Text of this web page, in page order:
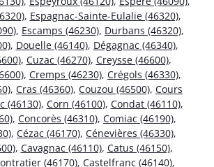
, Espagnac-Sainte-Eulalie (46320),
, Escamps (46230), Durbans (46320),
, Douelle (46140), Dégagnac (46340),
, Cuzac (46270), Creysse (46600),
, Cremps (46230), Crégols (46330),
, Cras (46360), Couzou (46500), Cours
(46130), Corn (46100), Condat (46110),
, Concorès (46310), Comiac (46190),
, Cézac (46170), Cénevières (46330),
, Cavagnac (46110), Catus (46150),
(46170), Castelfranc (46140),